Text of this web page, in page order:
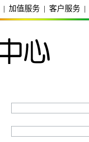
| 加值服务 | 客户服务 |